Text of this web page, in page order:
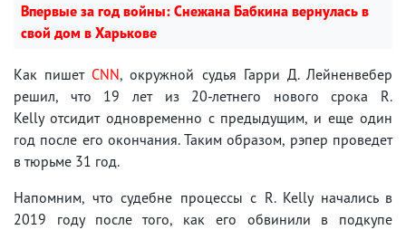
Впервые за год войны: Снежана Бабкина вернулась в
свой дом в Харькове
Как пишет CNN, окружной судья Гарри Д. Лейненвебер
решил, что 19 лет из 20-летнего нового срока R.
Kelly отсидит одновременно с предыдущим, и еще один
год после его окончания. Таким образом, рэпер проведет
в тюрьме 31 год.
Напомним, что судебне процессы с R. Kelly начались в
2019 году после того, как его обвинили в подкупе